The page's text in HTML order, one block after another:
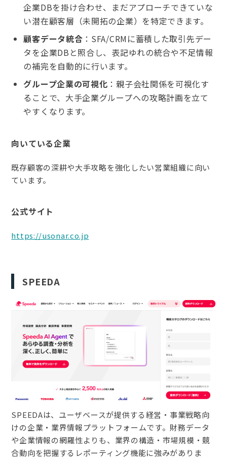
企業DBを掛け合わせ、まだアプローチできていな
い潜在顧客層（未開拓の企業）を特定できます。
顧客データ統合 ：SFA/CRMに蓄積した取引先デー
タを企業DBと照合し、表記ゆれの統合や不足情報
の補完を自動的に行います。
グループ企業の可視化 ：親子会社関係を可視化す
ることで、大手企業グループへの攻略計画を立て
やすくなります。
向いている企業
既存顧客の深耕や大手攻略を強化したい営業組織に向い
ています。
公式サイト
https://usonar.co.jp
SPEEDA
SPEEDAは、ユーザベースが提供する経営・事業戦略向
けの企業・業界情報プラットフォームです。財務データ
や企業情報の網羅性よりも、業界の構造・市場規模・競
合動向を把握するレポーティング機能に強みがありま